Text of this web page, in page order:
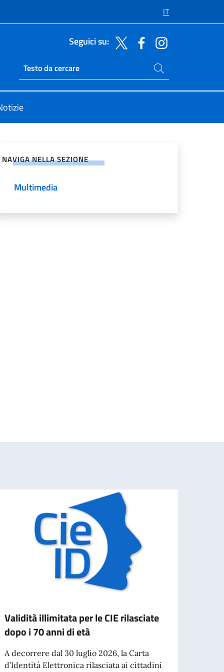
IT
Seguici su:
Ricerca sito live
Cerca nel sito
NAVIGA NELLA SEZIONE
Multimedia
Validità illimitata per le CIE rilasciate
dopo i 70 anni di età
A decorrere dal 30 luglio 2026, la Carta
d’Identità Elettronica rilasciata ai cittadini